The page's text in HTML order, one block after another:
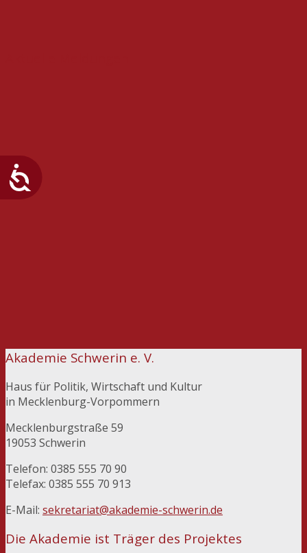
Ausstellungseröffnung und Abendveranstaltung
am 27. Februar
Akademie Schwerin e. V.
Haus für Politik, Wirtschaft und Kultur
in Mecklenburg-Vorpommern
Mecklenburgstraße 59
19053 Schwerin
Telefon: 0385 555 70 90
Telefax: 0385 555 70 913
E-Mail: sekretariat@akademie-schwerin.de
Die Akademie ist Träger des Projektes